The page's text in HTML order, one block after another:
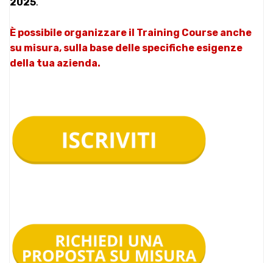
È possibile organizzare il Training Course anche
su misura, sulla base delle specifiche esigenze
della tua azienda.